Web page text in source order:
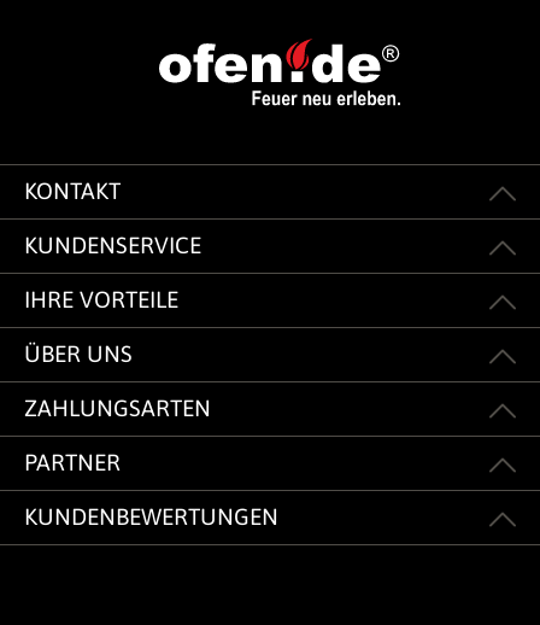
KONTAKT
KUNDENSERVICE
IHRE VORTEILE
ÜBER UNS
ZAHLUNGSARTEN
PARTNER
KUNDENBEWERTUNGEN